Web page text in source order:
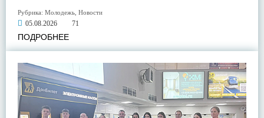
Рубрика: Молодежь Новости
05.08.2026 71
ПОДРОБНЕЕ